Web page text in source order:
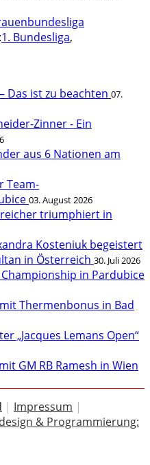
1. Bundesliga,
Das ist zu beachten 07.
Zinner - Ein
aus 6 Nationen am
Team-
03. August 2026
triumphiert in
Kosteniuk begeistert
in Österreich 30. Juli 2026
in Pardubice
Thermenbonus in Bad
„Jacques Lemans Open“
GM RB Ramesh in Wien
| Impressum |
& Programmierung: